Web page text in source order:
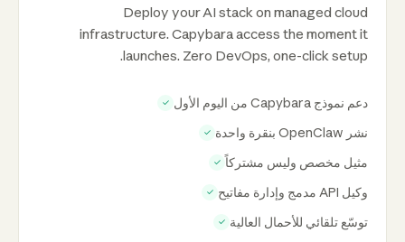
Deploy your AI stack on managed cloud
infrastructure. Capybara access the moment it
launches. Zero DevOps, one-click setup.
✓ دعم نموذج Capybara من اليوم الأول
✓ نشر OpenClaw بنقرة واحدة
✓ مثيل مخصص وليس مشتركاً
✓ وكيل API مدمج وإدارة مفاتيح
✓ توسّع تلقائي للأحمال العالية